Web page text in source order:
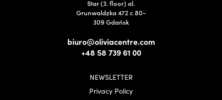
Star (3. floor) al.
Grunwaldzka 472 c 80-
309 Gdańsk
biuro@oliviacentre.com
+48 58 739 61 00
NEWSLETTER
Privacy Policy